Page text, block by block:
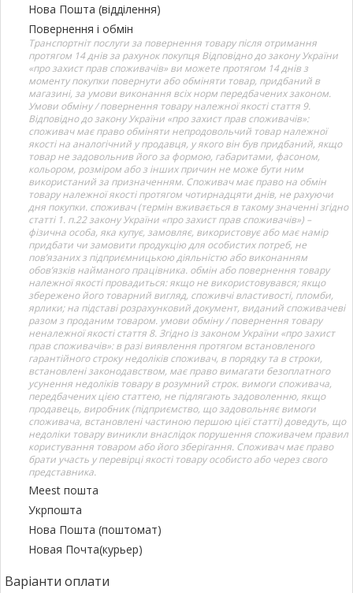
Нова Пошта (відділення)
Повернення і обмін
Транспортніт послуги за повернення товару після отримання
протягом 14 днів за рахунок покупця Відповідно до закону України
«про захист прав споживачів» ви можете протягом 14 днів з
моменту покупки повернути або обміняти товар, придбаний в
магазині, за умови виконання всіх норм передбачених законом.
Умови обміну / повернення товару належної якості стаття 9.
Відповідно до закону України «про захист прав споживачів»:
споживач має право обміняти непродовольчий товар належної
якості на аналогічний у продавця, у якого він був придбаний, якщо
товар не задовольнив його за формою, габаритами, фасоном,
кольором, розміром або з інших причин не може бути ним
використаний за призначенням. Споживач має право на обмін
товару належної якості протягом чотирнадцяти днів, не рахуючи
дня покупки. споживач (термін вживається в такому значенні згідно
статті 1. п.22 закону України «про захист прав споживачів») –
фізична особа, яка купує, замовляє, використовує або має намір
придбати чи замовити продукцію для особистих потреб, не
пов’язаних з підприємницькою діяльністю або виконанням
обов’язків найманого працівника. обмін або повернення товару
належної якості провадиться: якщо не використовувався; якщо
збережено його товарний вигляд, споживчі властивості, пломби,
ярлики; на підставі розрахунковий документ, виданий споживачеві
разом з проданим товаром. умови обміну / повернення товару
неналежної якості стаття 8. Згідно із законом України «про захист
прав споживачів»: в разі виявлення протягом встановленого
гарантійного строку недоліків споживач, в порядку та в строки,
встановлені законодавством, має право вимагати безоплатного
усунення недоліків товару в розумний строк. вимоги споживача,
передбачених цією статтею, не підлягають задоволенню, якщо
продавець, виробник (підприємство, що задовольняє вимоги
споживача, встановлені частиною першою цієї статті) доведуть, що
недоліки товару виникли внаслідок порушення споживачем правил
користування товаром або його зберігання. Споживач має право
брати участь у перевірці якості товару особисто або через свого
представника.
Meest пошта
Укрпошта
Нова Пошта (поштомат)
Новая Почта(курьер)
Варіанти оплати